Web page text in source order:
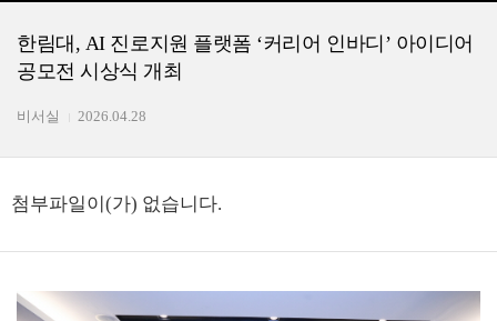
한림대, AI 진로지원 플랫폼 ‘커리어 인바디’ 아이디어
공모전 시상식 개최
비서실 2026.04.28
첨부파일이(가) 없습니다.